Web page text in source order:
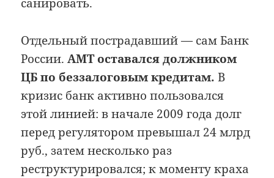
санировать.
Отдельный пострадавший — сам Банк
России.АМТ оставался должником
ЦБ по беззалоговым кредитам. В
кризис банк активно пользовался
этой линией: в начале 2009 года долг
перед регулятором превышал 24 млрд
руб., затем несколько раз
реструктурировался; к моменту краха